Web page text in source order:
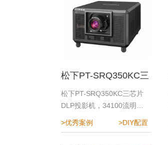
松下PT-SRQ350KC三
芯片DLP投影机
松下PT-SRQ350KC三芯片
DLP投影机，34100流明…
>优秀案例 >DIY配置